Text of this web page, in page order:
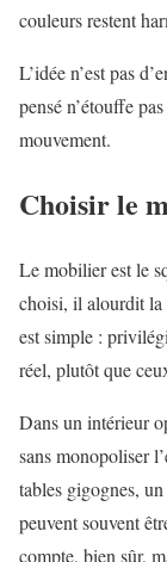
couleurs restent
L’idée n’est pas
pensé n’étouffe
mouvement.
Choisir le
Le mobilier est le
choisi, il alourdit la
est simple :
réel, plutôt que
Dans un intérieur
sans monopoliser
tables gigognes,
peuvent souvent
compte, bien sûr,